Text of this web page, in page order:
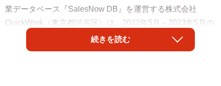
業データベース『SalesNow DB』を運営する株式会社
QuickWork（東京都渋谷区）は、2022年5月～2023年5月の
期間に同データベースにおいて、「小売業界における平均
年収ランキングTOP10」を抽出し、発表しました。その結
続きを読む